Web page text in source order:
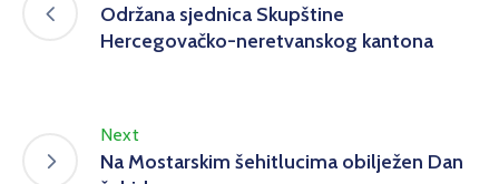
Održana sjednica Skupštine
Hercegovačko-neretvanskog kantona
Next
Na Mostarskim šehitlucima obilježen Dan